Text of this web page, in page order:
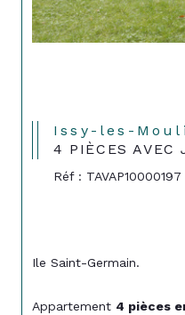
Issy-les-
4 PIÈCES AVEC
Réf : TAVAP10000197
Ile Saint-Germain.
Appartement 4 pièces